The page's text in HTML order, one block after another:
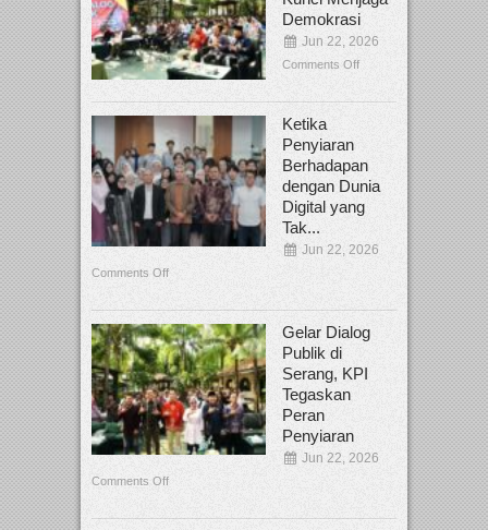
Demokrasi
Jun 22, 2026
Comments Off
Ketika
Penyiaran
Berhadapan
dengan Dunia
Digital yang
Tak...
Jun 22, 2026
Comments Off
Gelar Dialog
Publik di
Serang, KPI
Tegaskan
Peran
Penyiaran
Jun 22, 2026
Comments Off